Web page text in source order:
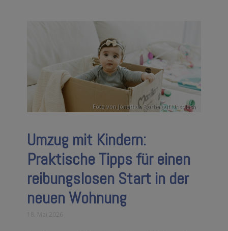
Foto von Jonathan BorbaaufUnsplash
Umzug mit Kindern:
Praktische Tipps für einen
reibungslosen Start in der
neuen Wohnung